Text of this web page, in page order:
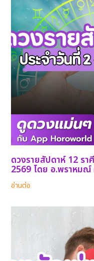
ดวงรายสัปดาห์ 12 รา
2569 โดย อ.พราหมณ์
อ่านต่อ